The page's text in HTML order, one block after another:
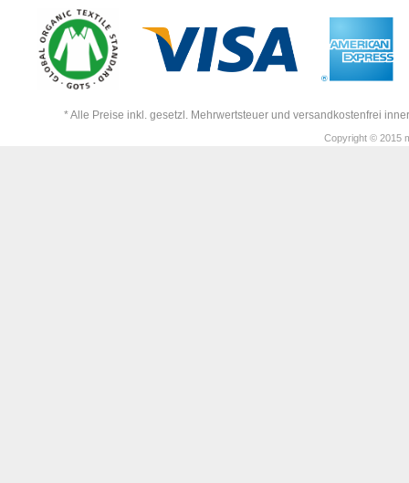
* Alle Preise inkl. gesetzl. Mehrwertsteuer und versandkostenfrei
Copyright © 2015